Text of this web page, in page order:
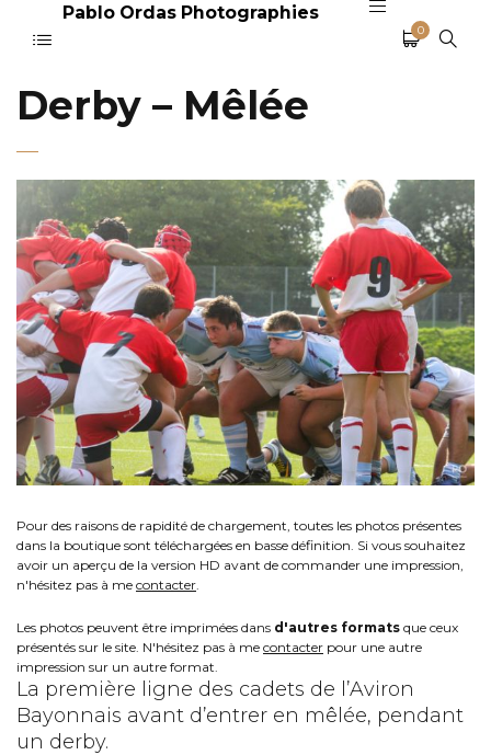
Pablo Ordas Photographies
0
Derby – Mêlée
Pour des raisons de rapidité de chargement, toutes les photos présentes
dans la boutique sont téléchargées en basse définition. Si vous souhaitez
avoir un aperçu de la version HD avant de commander une impression,
n'hésitez pas à me contacter
Les photos peuvent être imprimées dans d'autres formats que ceux
présentés sur le site. N'hésitez pas à me contacter pour une autre
impression sur un autre format.
La première ligne des cadets de l’Aviron
Bayonnais avant d’entrer en mêlée, pendant
un derby.